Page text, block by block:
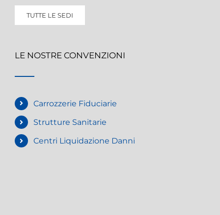
TUTTE LE SEDI
LE NOSTRE CONVENZIONI
Carrozzerie Fiduciarie
Strutture Sanitarie
Centri Liquidazione Danni